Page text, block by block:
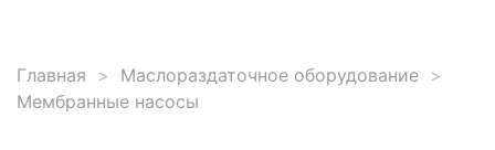
Главная
Маслораздаточное оборудование
Мембранные насосы